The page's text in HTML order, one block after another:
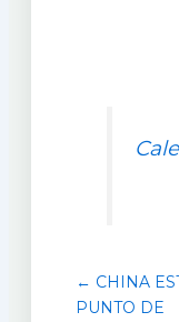
← CHINA
PUNTO DE